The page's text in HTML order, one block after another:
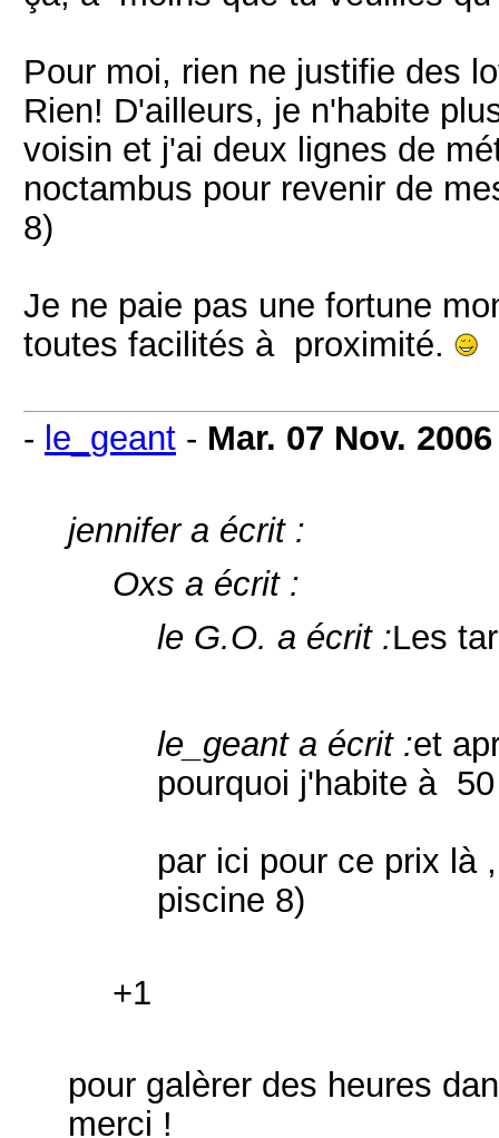
Pour moi, rien ne justifie des
Rien! D'ailleurs, je n'habite
voisin et j'ai deux lignes de
noctambus pour revenir de
8)
Je ne paie pas une fortune
toutes facilités à proximité.
- le_geant - Mar. 07 Nov. 2006
jennifer a écrit :
Oxs a écrit :
le G.O. a écrit :Les
le_geant a écrit :et
pourquoi j'habite à
par ici pour ce prix là
piscine 8)
+1
pour galèrer des heures
merci !